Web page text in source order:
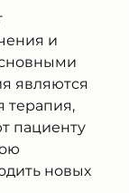
и
являются
терапия,
пациенту
новых